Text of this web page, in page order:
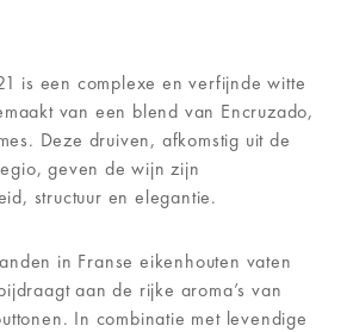
is een complexe en verfijnde witte
van een blend van Encruzado,
Deze druiven, afkomstig uit de
geven de wijn zijn
structuur en elegantie.
in Franse eikenhouten vaten
aan de rijke aroma’s van
In combinatie met levendige